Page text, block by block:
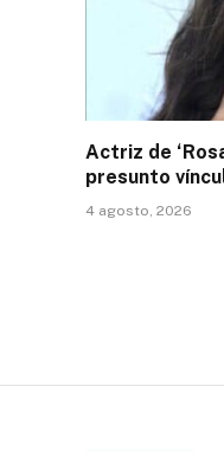
Actriz de
presunto
4 agosto, 2026